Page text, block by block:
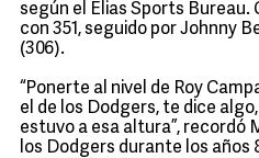
según el Elias Sports Bureau.
con 351, seguido por Johnny
(306).
“Ponerte al nivel de Roy
el de los Dodgers, te dice
estuvo a esa altura”, recordó
los Dodgers durante los años